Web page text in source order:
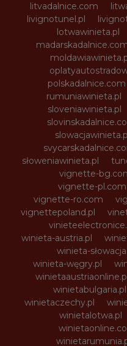
litvadalnice.com
livignotunel.pl
lotwawinieta.pl
polskadalnice.com
rumuniawinieta.pl
sloveniawinieta.pl
słoweniawinieta.pl
vignette-
vignette-pl.com
vignette-ro.com
vignettepoland.pl
winieta-austria.pl
winieta-
winieta-węgry.pl
winietabulgaria.pl
winietaczechy.pl
winietalotwa.pl